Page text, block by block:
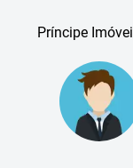
Príncipe